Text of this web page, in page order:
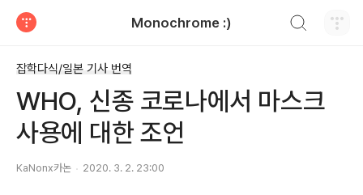
Monochrome :)
잡학다식/일본 기사 번역
WHO, 신종 코로나에서 마스크
사용에 대한 조언
KaNonx카논 2020. 3. 2. 23:00